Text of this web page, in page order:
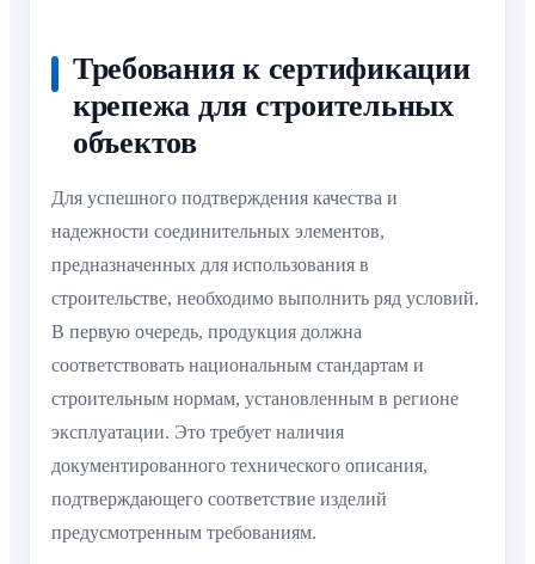
Требования к сертификации
крепежа для строительных
объектов
Для успешного подтверждения качества и
надежности соединительных элементов,
предназначенных для использования в
строительстве, необходимо выполнить ряд условий.
В первую очередь, продукция должна
соответствовать национальным стандартам и
строительным нормам, установленным в регионе
эксплуатации. Это требует наличия
документированного технического описания,
подтверждающего соответствие изделий
предусмотренным требованиям.